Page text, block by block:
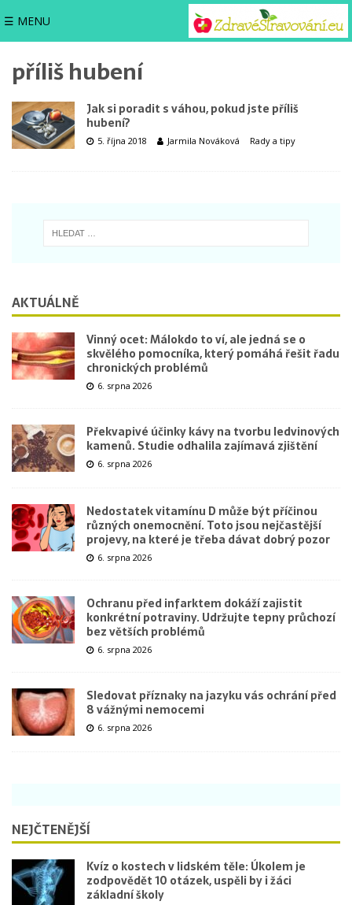
☰ MENU
příliš hubení
Jak si poradit s váhou, pokud jste příliš
hubení?
5. října 2018 Jarmila Nováková Rady a tipy
AKTUÁLNĚ
Vinný ocet: Málokdo to ví, ale jedná se o
skvělého pomocníka, který pomáhá řešit řadu
chronických problémů
6. srpna 2026
Překvapivé účinky kávy na tvorbu ledvinových
kamenů. Studie odhalila zajímavá zjištění
6. srpna 2026
Nedostatek vitamínu D může být příčinou
různých onemocnění. Toto jsou nejčastější
projevy, na které je třeba dávat dobrý pozor
6. srpna 2026
Ochranu před infarktem dokáží zajistit
konkrétní potraviny. Udržujte tepny průchozí
bez větších problémů
6. srpna 2026
Sledovat příznaky na jazyku vás ochrání před
8 vážnými nemocemi
6. srpna 2026
NEJČTENĚJŠÍ
Kvíz o kostech v lidském těle: Úkolem je
zodpovědět 10 otázek, uspěli by i žáci
základní školy